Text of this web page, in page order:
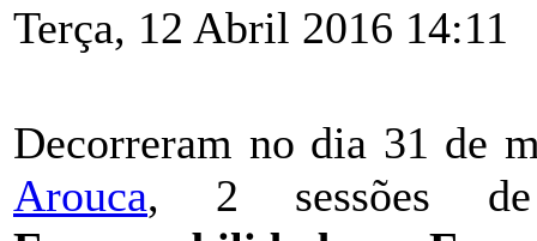
Terça, 12 Abril 2016 14:11
Decorreram no dia 31 de
Arouca, 2 sessões de